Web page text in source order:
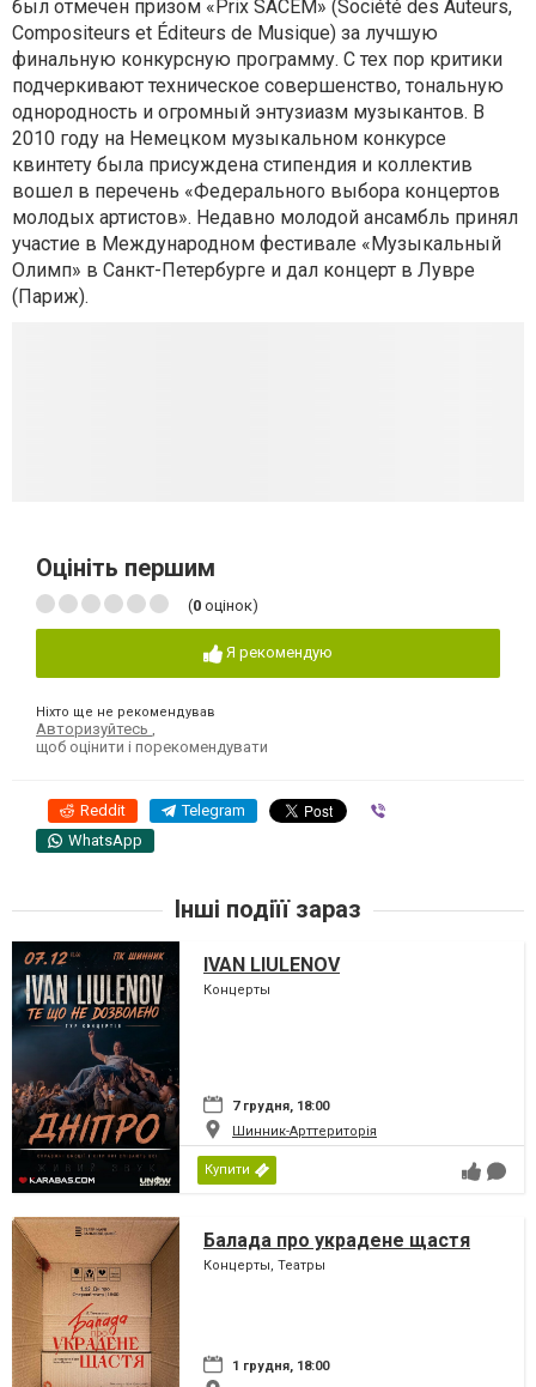
был отмечен призом «Prix SACEM» (Société des Auteurs,
Compositeurs et Éditeurs de Musique) за лучшую
финальную конкурсную программу. С тех пор критики
подчеркивают техническое совершенство, тональную
однородность и огромный энтузиазм музыкантов. В
2010 году на Немецком музыкальном конкурсе
квинтету была присуждена стипендия и коллектив
вошел в перечень «Федерального выбора концертов
молодых артистов». Недавно молодой ансамбль принял
участие в Международном фестивале «Музыкальный
Олимп» в Санкт-Петербурге и дал концерт в Лувре
(Париж).
Оцініть першим
(0 оцінок)
Я рекомендую
Ніхто ще не рекомендував
Авторизуйтесь
щоб оцінити і порекомендувати
Reddit Telegram
WhatsApp
Інші подіїї зараз
IVAN LIULENOV
Концерты
7 грудня, 18:00
Шинник-Арттериторія
Купити
Балада про украдене щастя
Концерты, Театры
1 грудня, 18:00